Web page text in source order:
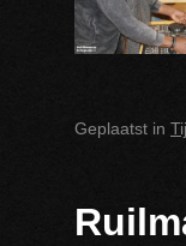
Geplaatst in